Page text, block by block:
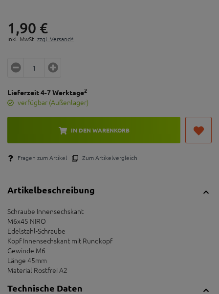
1,90 €
inkl. MwSt. zzgl. Versand*
Lieferzeit 4-7 Werktage2
verfügbar (Außenlager)
IN DEN WARENKORB
Fragen zum Artikel Zum Artikelvergleich
Artikelbeschreibung
Schraube Innensechskant
M6x45 NIRO
Edelstahl-Schraube
Kopf Innensechskant mit Rundkopf
Gewinde M6
Länge 45mm
Material Rostfrei A2
Technische Daten